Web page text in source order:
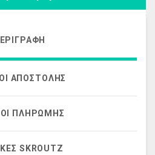
ΑΠΟΣΤΟΛΉΣ
ΠΛΗΡΩΜΉΣ
SKROUTZ